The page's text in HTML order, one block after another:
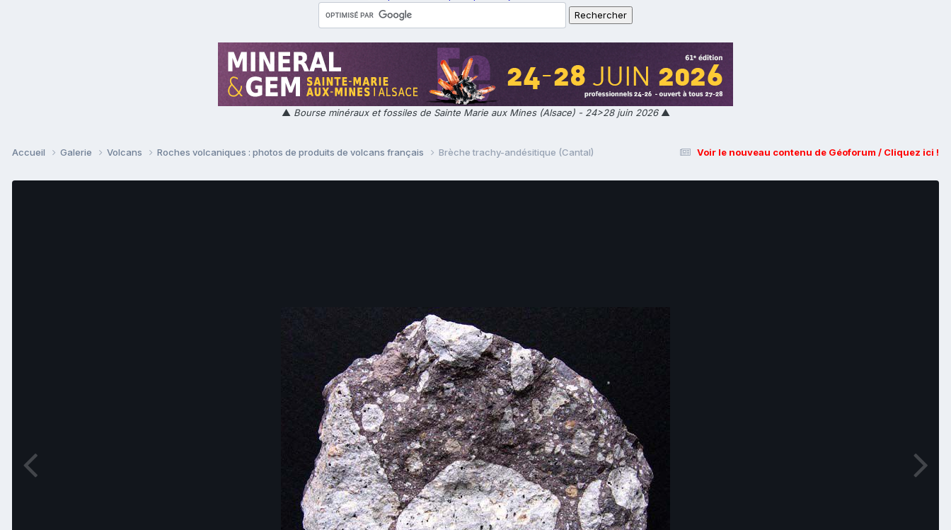
▲ Bourse minéraux et fossiles de Sainte Marie aux Mines (Alsace) - 24>28 juin 2026▲
Voir le nouveau contenu de Géoforum / Cliquez ici !
Accueil Galerie Volcans Roches volcaniques : photos de produits de volcans français Brèche trachy-andésitique (Cantal)